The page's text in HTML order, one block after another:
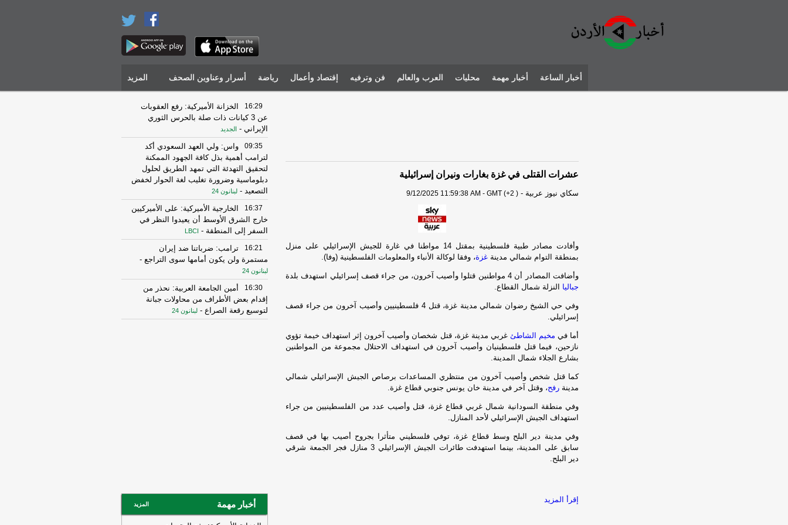
أخبار الساعة أخبار مهمة محليات العرب والعالم فن وترفيه إقتصاد وأعمال رياضة أسرار وعناوين الصحف المزيد
عشرات القتلى في غزة بغارات ونيران إسرائيلية
سكاي نيوز عربية -
9/12/2025 11:59:38 AM - GMT (+2 )
وأفادت مصادر طبية فلسطينية بمقتل 14 مواطنا في غارة للجيش الإسرائيلي على منزل
بمنطقة التوام شمالي مدينة غزة، وفقا لوكالة الأنباء والمعلومات الفلسطينية (وفا).
وأضافت المصادر أن 4 مواطنين قتلوا وأصيب آخرون، من جراء قصف إسرائيلي استهدف بلدة
جباليا النزلة شمال القطاع.
وفي حي الشيخ رضوان شمالي مدينة غزة، قتل 4 فلسطينيين وأصيب آخرون من جراء قصف
إسرائيلي.
أما في مخيم الشاطئ غربي مدينة غزة، قتل شخصان وأصيب آخرون إثر استهداف خيمة تؤوي
نازحين، فيما قتل فلسطينيان وأصيب آخرون في استهداف الاحتلال مجموعة من المواطنين
بشارع الجلاء شمال المدينة.
كما قتل شخص وأصيب آخرون من منتظري المساعدات برصاص الجيش الإسرائيلي شمالي
مدينة رفح، وقتل آخر في مدينة خان يونس جنوبي قطاع غزة.
وفي منطقة السودانية شمال غربي قطاع غزة، قتل وأصيب عدد من الفلسطينيين من جراء
استهداف الجيش الإسرائيلي لأحد المنازل.
وفي مدينة دير البلح وسط قطاع غزة، توفي فلسطيني متأثرا بجروح أصيب بها في قصف
سابق على المدينة، بينما استهدفت طائرات الجيش الإسرائيلي 3 منازل فجر الجمعة شرقي
دير البلح.
إقرأ المزيد
16:29
الخزانة الأميركية: رفع العقوبات
عن 3 كيانات ذات صلة بالحرس الثوري
الإيراني - الجديد
09:35
واس: ولي العهد السعودي أكد
لترامب أهمية بذل كافة الجهود الممكنة
لتحقيق التهدئة التي تمهد الطريق لحلول
دبلوماسية وضرورة تغليب لغة الحوار لخفض
التصعيد - لبنانون 24
16:37
الخارجية الأميركية: على الأميركيين
خارج الشرق الأوسط أن يعيدوا النظر في
السفر إلى المنطقة -
LBCI
16:21
ترامب: ضرباتنا ضد إيران
مستمرة ولن يكون أمامها سوى التراجع -
لبنانون 24
16:30
أمين الجامعة العربية: نحذر من
إقدام بعض الأطراف من محاولات جبانة
لتوسيع رقعة الصراع - لبنانون 24
14:45
فُجرت بلغم بحري في هرمز انحرفت عن
المسار الذي حددته إيران
أخبار مهمة المزيد